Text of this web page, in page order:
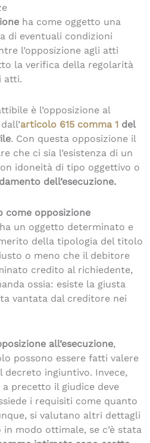
ha come oggetto una
di eventuali condizioni
l’opposizione agli atti
la verifica della regolarità
atti.
è l’opposizione al
articolo 615 comma 1 del
. Con questa opposizione il
che ci sia l’esistenza di un
idoneità di tipo oggettivo o
dell’esecuzione.
come opposizione
un oggetto determinato e
della tipologia del titolo
o meno che il debitore
credito al richiedente,
ossia: esiste la giusta
vantata dal creditore nei
all’esecuzione,
possono essere fatti valere
decreto ingiuntivo. Invece,
a precetto il giudice deve
i requisiti come quanto
si valutano altri dettagli
modo ottimale, se c’è stata